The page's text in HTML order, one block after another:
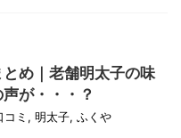
め｜老舗明太子の味
が・・・？
コミ , 明太子, ふくや